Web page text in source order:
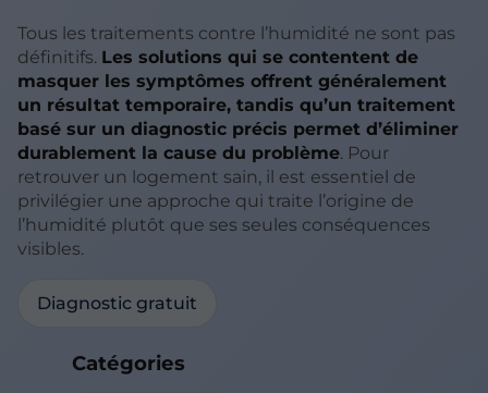
Catégories
Tous les traitements contre l’humidité ne sont pas
définitifs. Les solutions qui se contentent de
masquer les symptômes offrent généralement
un résultat temporaire, tandis qu’un traitement
basé sur un diagnostic précis permet d’éliminer
durablement la cause du problème. Pour
retrouver un logement sain, il est essentiel de
privilégier une approche qui traite l’origine de
l’humidité plutôt que ses seules conséquences
visibles.
Diagnostic gratuit